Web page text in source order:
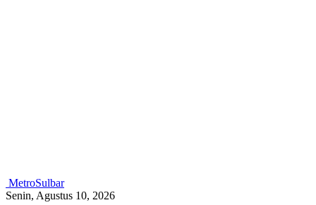
MetroSulbar
Senin, Agustus 10, 2026